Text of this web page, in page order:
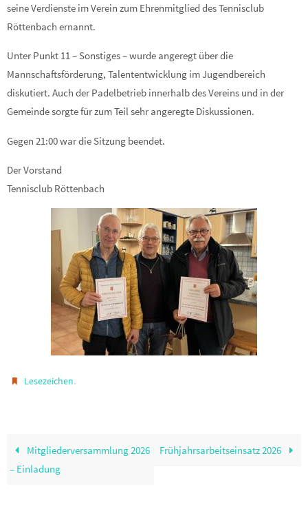
seine Verdienste im Verein zum Ehrenmitglied des Tennisclub
Röttenbach ernannt.
Unter Punkt 11 – Sonstiges – wurde angeregt über die
Mannschaftsförderung, Talententwicklung im Jugendbereich
diskutiert. Auch der Padelbetrieb innerhalb des Vereins und in der
Gemeinde sorgte für zum Teil sehr angeregte Diskussionen.
Gegen 21:00 war die Sitzung beendet.
Der Vorstand
Tennisclub Röttenbach
Lesezeichen.
Mitgliederversammlung 2026
– Einladung
Frühjahrsarbeitseinsatz 2026